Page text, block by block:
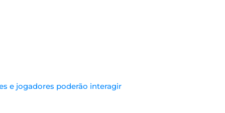
e jogadores poderão interagir